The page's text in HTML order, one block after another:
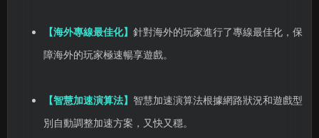
【海外專線最佳化】 針對海外的玩家進行了專線最佳化，保
障海外的玩家極速暢享遊戲。
【智慧加速演算法】 智慧加速演算法根據網路狀況和遊戲型
別自動調整加速方案，又快又穩。